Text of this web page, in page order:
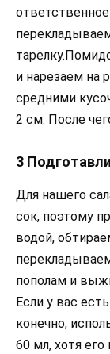
и нарезаем на
средними
2 см. После
3
Для нашего
сок, поэтому
водой,
пополам и
Если у вас
конечно,
60 мл, хотя